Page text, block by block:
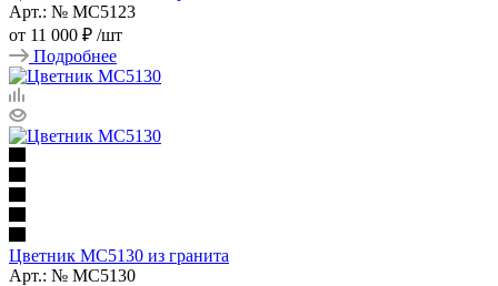
Арт.: № МС5123
от 11 000 ₽ /шт
Подробнее
Цветник МС5130 из гранита
Арт.: № МС5130